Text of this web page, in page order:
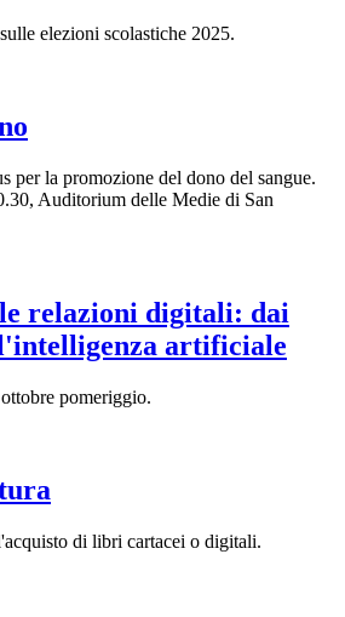
elezioni scolastiche 2025.
per la promozione del dono del sangue.
Auditorium delle Medie di San
relazioni digitali: dai
artificiale
pomeriggio.
di libri cartacei o digitali.